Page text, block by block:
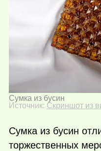
Сумка из бусин
Источник: Скриншот из
Сумка из бусин
торжественных